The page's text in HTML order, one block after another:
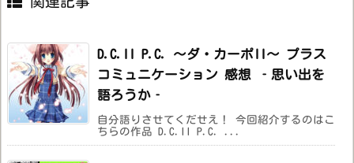
D.C.II P.C. ～ダ・カーポII～ プラス
コミュニケーション 感想 ‐思い出を
語ろうか‐
自分語りさせてくだせえ！ 今回紹介するのはこ
ちらの作品 D.C.II P.C. ...